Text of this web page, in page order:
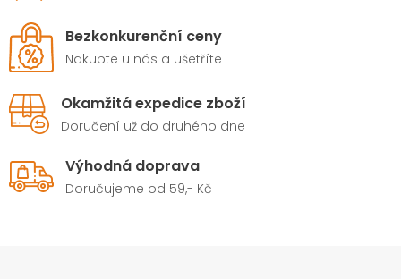
Bezkonkurenční ceny
Nakupte u nás a ušetříte
Okamžitá expedice zboží
Doručení už do druhého dne
Výhodná doprava
Doručujeme od 59,- Kč